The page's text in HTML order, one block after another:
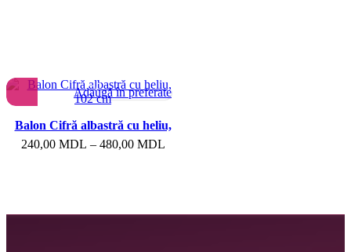
Adaugă în preferate
Balon Cifră albastră cu heliu,
102 cm
240,00 MDL – 480,00 MDL